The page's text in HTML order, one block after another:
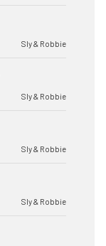
Sly & Robbie
Sly & Robbie
Sly & Robbie
Sly & Robbie